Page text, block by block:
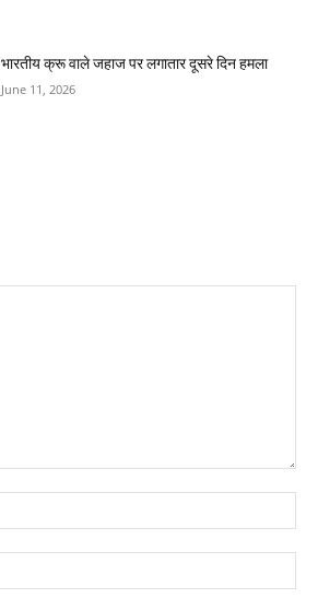
भारतीय क्रू वाले जहाज पर लगातार दूसरे दिन हमला
June 11, 2026